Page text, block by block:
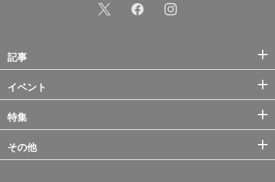
記事
イベント
特集
その他